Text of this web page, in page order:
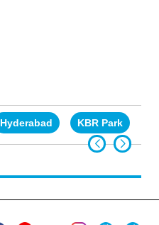
Hyderabad KBR Park